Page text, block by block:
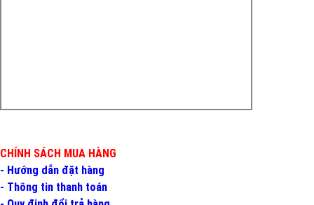
CHÍNH SÁCH MUA HÀNG
- Hướng dẫn đặt hàng
- Thông tin thanh toán